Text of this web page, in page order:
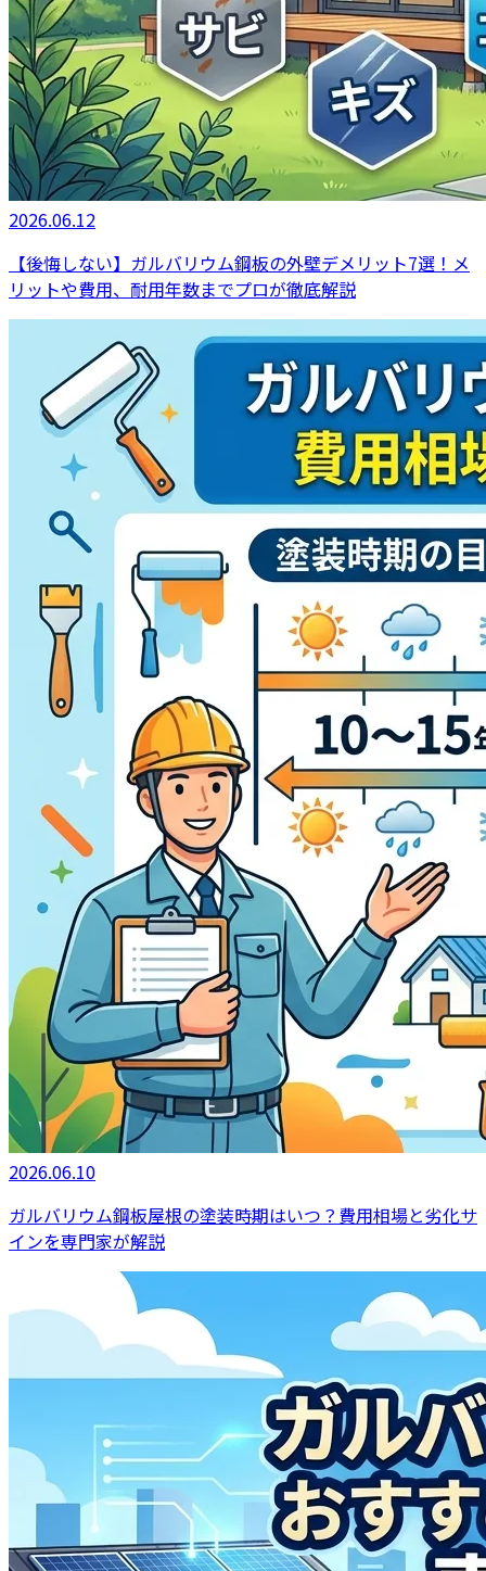
2026.06.12
【後悔しない】ガルバリウム鋼板の外壁デメリット7選！メ
リットや費用、耐用年数までプロが徹底解説
2026.06.10
ガルバリウム鋼板屋根の塗装時期はいつ？費用相場と劣化サ
インを専門家が解説